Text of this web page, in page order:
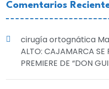
Comentarios
cirugía ortognática
ALTO: CAJAMARCA SE
PREMIERE DE “DON